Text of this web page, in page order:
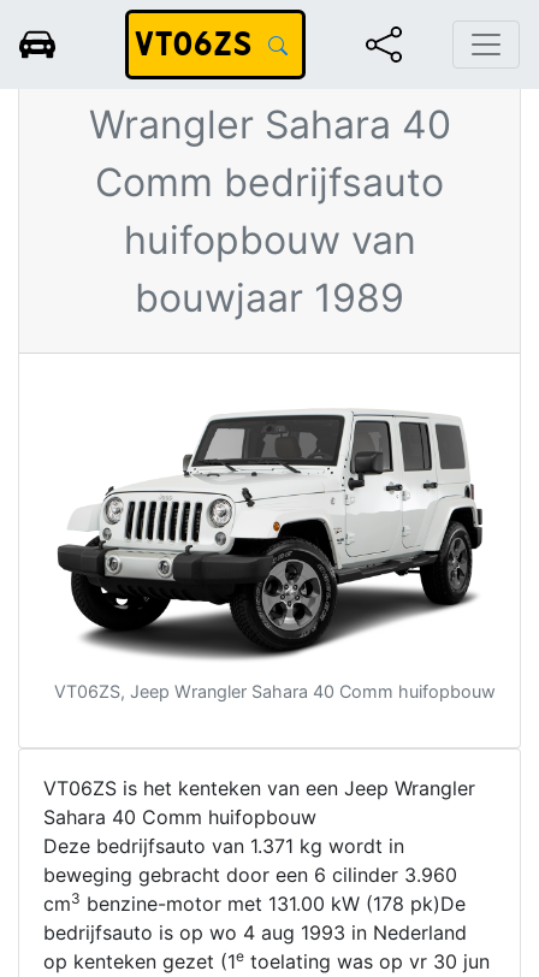
VT06ZS
Jeep
Wrangler Sahara 40
Comm bedrijfsauto
huifopbouw van
bouwjaar 1989
VT06ZS, Jeep Wrangler Sahara 40 Comm huifopbouw
VT06ZS is het kenteken van een Jeep Wrangler
Sahara 40 Comm huifopbouw
Deze bedrijfsauto van 1.371 kg wordt in
beweging gebracht door een 6 cilinder 3.960
cm3 benzine-motor met 131.00 kW (178 pk)De
bedrijfsauto is op wo 4 aug 1993 in Nederland
op kenteken gezet (1e toelating was op vr 30 jun